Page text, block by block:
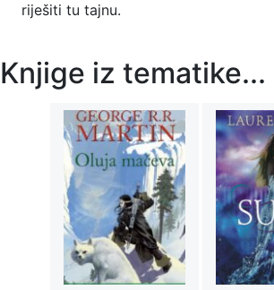
riješiti tu tajnu.
Knjige iz tematike...